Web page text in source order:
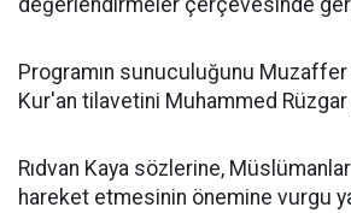
değerlendirmeler çerçevesinde
Programın sunuculuğunu
Kur'an tilavetini Muhammed
Rıdvan Kaya sözlerine,
hareket etmesinin önemine vurgu